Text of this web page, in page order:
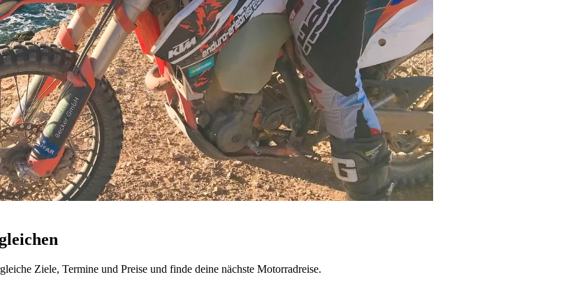
Ziele, Termine und Preise und finde deine nächste Motorradreise.